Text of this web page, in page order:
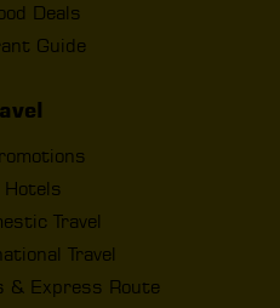
Deals
Guide
Travel
Travel
& Express Route